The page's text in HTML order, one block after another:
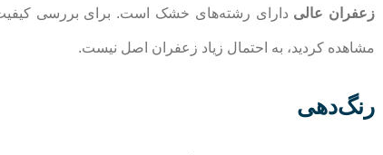
زعفران عالی دارای رشته‌های خشک است. برای بررسی کیفیت
مشاهده کردید، به احتمال زیاد زعفران اصل نیست.
رنگ‌دهی